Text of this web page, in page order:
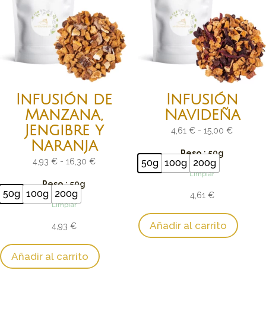
Infusión de
Manzana,
Jengibre y
Naranja
4,93 € - 16,30 €Rango
16,30 €
Peso : 50g
50g 100g 200g
Limpiar
4,93 €
Añadir al carrito
Infusión
Navideña
4,61€ - 15,00€Rango
15,00 €
Peso : 50g
50g 100g 200g
Limpiar
4,61 €
Añadir al carrito